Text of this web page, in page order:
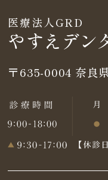
医療法人GRD
やすえデン
〒635-0004 奈良